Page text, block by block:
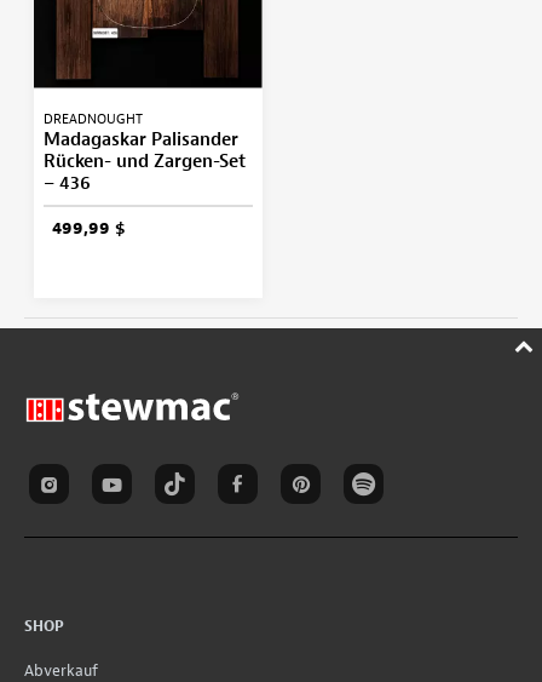
DREADNOUGHT
Madagaskar Palisander
Rücken- und Zargen-Set
– 436
499,99 $
SHOP
Abverkauf